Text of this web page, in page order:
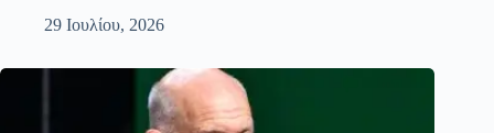
29 Ιουλίου, 2026